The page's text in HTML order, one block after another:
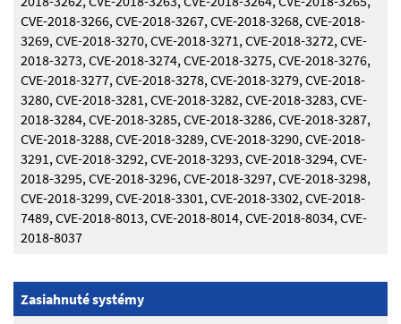
CVE-2018-3266, CVE-2018-3267, CVE-2018-3268, CVE-2018-
3269, CVE-2018-3270, CVE-2018-3271, CVE-2018-3272, CVE-
2018-3273, CVE-2018-3274, CVE-2018-3275, CVE-2018-3276,
CVE-2018-3277, CVE-2018-3278, CVE-2018-3279, CVE-2018-
3280, CVE-2018-3281, CVE-2018-3282, CVE-2018-3283, CVE-
2018-3284, CVE-2018-3285, CVE-2018-3286, CVE-2018-3287,
CVE-2018-3288, CVE-2018-3289, CVE-2018-3290, CVE-2018-
3291, CVE-2018-3292, CVE-2018-3293, CVE-2018-3294, CVE-
2018-3295, CVE-2018-3296, CVE-2018-3297, CVE-2018-3298,
CVE-2018-3299, CVE-2018-3301, CVE-2018-3302, CVE-2018-
7489, CVE-2018-8013, CVE-2018-8014, CVE-2018-8034, CVE-
2018-8037
Zasiahnuté systémy